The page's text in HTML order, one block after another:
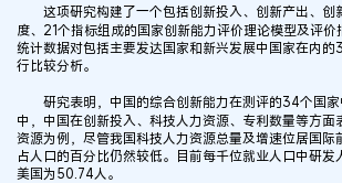
这项研究构建了一个包括创新投入、创新产出、创
度、21个指标组成的国家创新能力评价理论模型及评价
统计数据对包括主要发达国家和新兴发展中国家在内
行比较分析。
研究表明，中国的综合创新能力在测评的34个国家
中，中国在创新投入、科技人力资源、专利数量等方面
资源为例，尽管我国科技人力资源总量及增速位居国际
占人口的百分比仍然较低。目前每千位就业人口中研
美国为50.74人。